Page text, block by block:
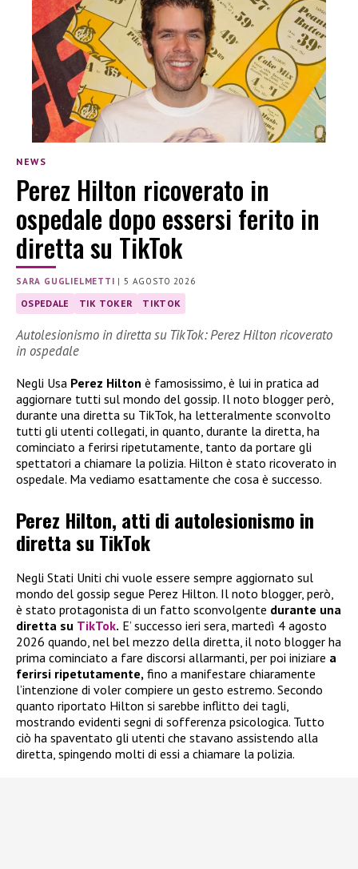
NEWS
Perez Hilton ricoverato in
ospedale dopo essersi ferito in
diretta su TikTok
SARA GUGLIELMETTI | 5 AGOSTO 2026
OSPEDALE TIK TOKER TIKTOK
Autolesionismo in diretta su TikTok: Perez Hilton ricoverato
in ospedale
Negli Usa Perez Hilton è famosissimo, è lui in pratica ad
aggiornare tutti sul mondo del gossip. Il noto blogger però,
durante una diretta su TikTok, ha letteralmente sconvolto
tutti gli utenti collegati, in quanto, durante la diretta, ha
cominciato a ferirsi ripetutamente, tanto da portare gli
spettatori a chiamare la polizia. Hilton è stato ricoverato in
ospedale. Ma vediamo esattamente che cosa è successo.
Perez Hilton, atti di autolesionismo in
diretta su TikTok
Negli Stati Uniti chi vuole essere sempre aggiornato sul
mondo del gossip segue Perez Hilton. Il noto blogger, però,
è stato protagonista di un fatto sconvolgente durante una
diretta su TikTok. E’ successo ieri sera, martedì 4 agosto
2026 quando, nel bel mezzo della diretta, il noto blogger ha
prima cominciato a fare discorsi allarmanti, per poi iniziare a
ferirsi ripetutamente, fino a manifestare chiaramente
l’intenzione di voler compiere un gesto estremo. Secondo
quanto riportato Hilton si sarebbe inflitto dei tagli,
mostrando evidenti segni di sofferenza psicologica. Tutto
ciò ha spaventato gli utenti che stavano assistendo alla
diretta, spingendo molti di essi a chiamare la polizia.